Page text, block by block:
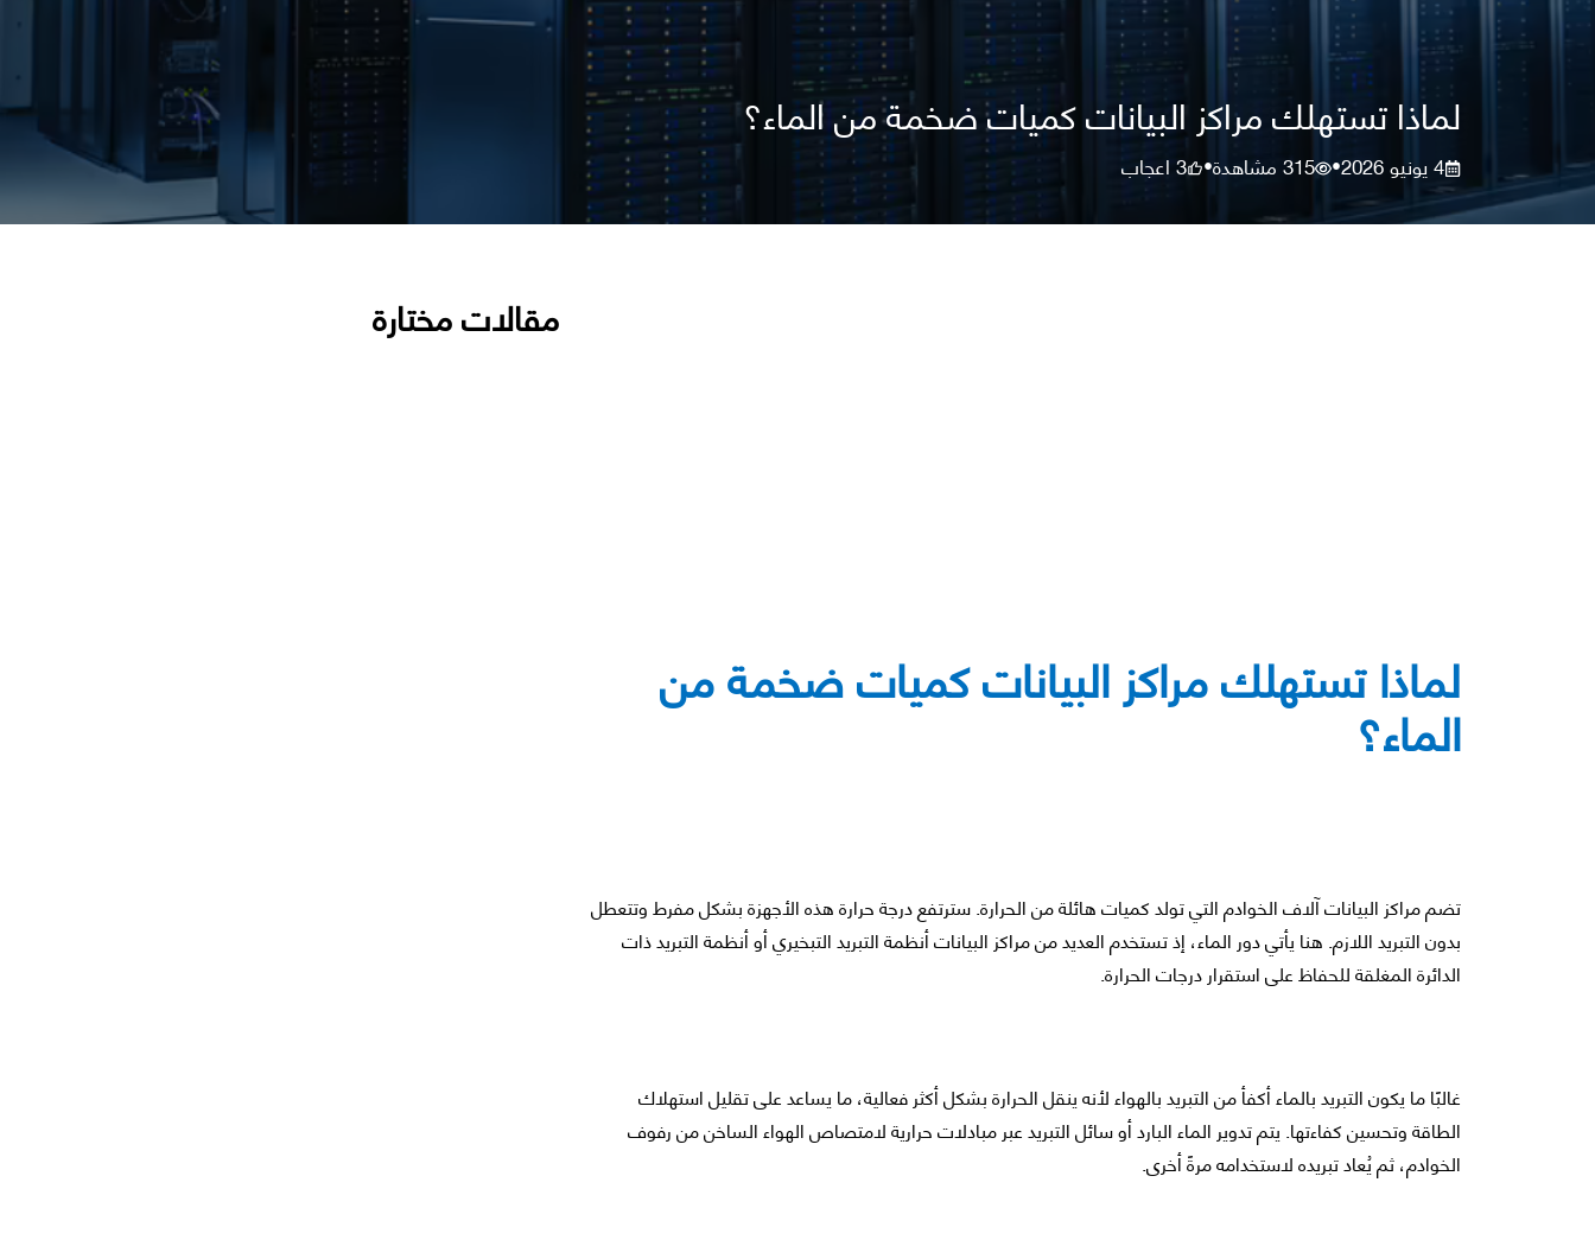
لماذا تستهلك مراكز البيانات كميات ضخمة من الماء؟
4 يونيو 2026 •
315مشاهدة•
3اعجاب
لماذا تستهلك مراكز البيانات كميات ضخمة من
الماء؟
تضم مراكز البيانات آلاف الخوادم التي تولد كميات هائلة من الحرارة. سترتفع درجة حرارة هذه الأجهزة بشكل مفرط وتتعطل
بدون التبريد اللازم. هنا يأتي دور الماء، إذ تستخدم العديد من مراكز البيانات أنظمة التبريد التبخيري أو أنظمة التبريد ذات
الدائرة المغلقة للحفاظ على استقرار درجات الحرارة.
غالبًا ما يكون التبريد بالماء أكفأ من التبريد بالهواء لأنه ينقل الحرارة بشكل أكثر فعالية، ما يساعد على تقليل استهلاك
الطاقة وتحسين كفاءتها. يتم تدوير الماء البارد أو سائل التبريد عبر مبادلات حرارية لامتصاص الهواء الساخن من رفوف
الخوادم، ثم يُعاد تبريده لاستخدامه مرةً أخرى.
مقالات مختارة